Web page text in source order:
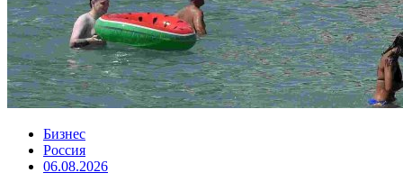
Бизнес
Россия
06.08.2026